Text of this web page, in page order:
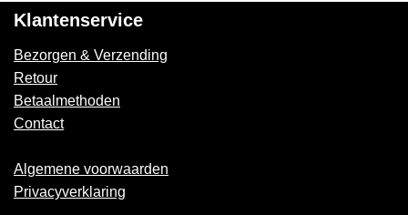
Klantenservice
Bezorgen & Verzending
Retour
Betaalmethoden
Contact
Algemene voorwaarden
Privacyverklaring